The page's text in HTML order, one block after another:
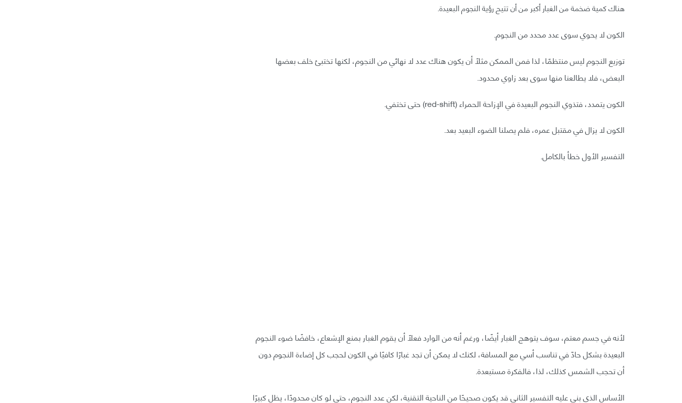
هناك كمية ضخمة من الغبار أكبر من أن تتيح رؤية النجوم البعيدة.
الكون لا يحوي سوى عدد محدد من النجوم.
توزيع النجوم ليس منتظمًا، لذا فمن الممكن مثلًا أن يكون هناك عدد لا نهائي من النجوم، لكنها تختبئ خلف بعضها
البعض، فلا يطالعنا منها سوى بعد زاوي محدود.
الكون يتمدد، فتذوي النجوم البعيدة في الإزاحة الحمراء (red-shift) حتى تختفي.
الكون لا يزال في مقتبل عمره، فلم يصلنا الضوء البعيد بعد.
التفسير الأول خطأ بالكامل.
لأنه في جسم معتم، سوف يتوهج الغبار أيضًا، ورغم أنه من الوارد فعلًا أن يقوم الغبار بمنع الإشعاع، خافضًا ضوء النجوم
البعيدة بشكل حادّ في تناسب أسي مع المسافة، لكنك لا يمكن أن تجد غبارًا كافيًا في الكون لحجب كل إضاءة النجوم دون
أن تحجب الشمس كذلك، لذا، فالفكرة مستبعدة.
الأساس الذي بني عليه التفسير الثاني قد يكون صحيحًا من الناحية التقنية، لكن عدد النجوم، حتى لو كان محدودًا، يظل كبيرًا